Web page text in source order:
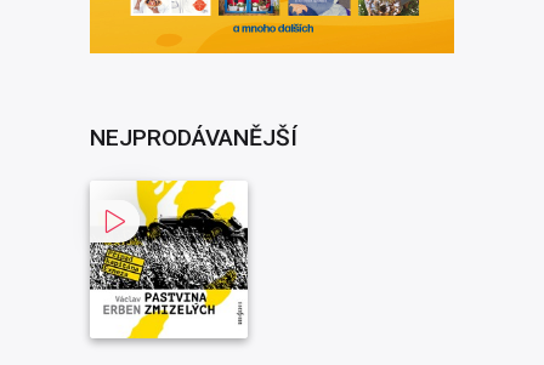
NEJPRODÁVANĚJŠÍ